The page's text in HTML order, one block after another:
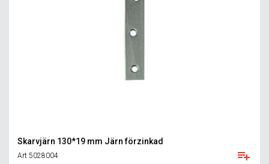
Skarvjärn 130*19 mm Järn förzinkad
Art 5028004